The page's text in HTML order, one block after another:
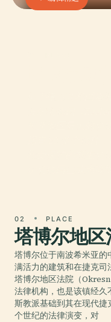
02 PLACE
塔博尔地区
塔博尔位于南波希米亚
满活力的建筑和在捷克司
塔博尔地区法院（
法律机构，也是该镇经
斯教派基础到其在现代
个世纪的法律演变，对